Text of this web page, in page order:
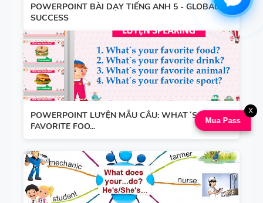
POWERPOINT BÀI DẠY TIẾNG ANH 5 - GLOBAL
SUCCESS
POWERPOINT LUYỆN MẪU CÂU: WHAT´S YOUR
FAVORITE FOO...
Mua Pass
X